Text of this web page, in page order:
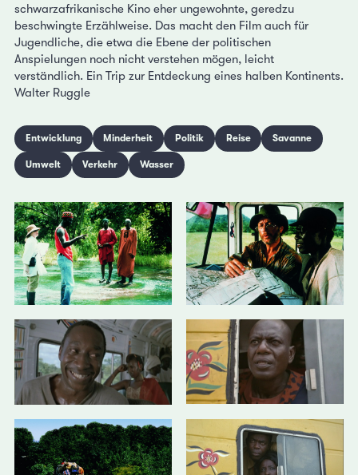
schwarzafrikanische Kino eher ungewohnte, geredzu
beschwingte Erzählweise. Das macht den Film auch für
Jugendliche, die etwa die Ebene der politischen
Anspielungen noch nicht verstehen mögen, leicht
verständlich. Ein Trip zur Entdeckung eines halben Kontinents.
Walter Ruggle
Entwicklung Minderheit Politik Reise Savanne
Umwelt Verkehr Wasser